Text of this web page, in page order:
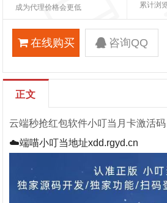
成为代理价格会更低
累计浏
在线购买 咨询QQ
正文
云端秒抢红包软件小叮当月卡激活码
☁️端喵小叮当地址xdd.rgyd.cn